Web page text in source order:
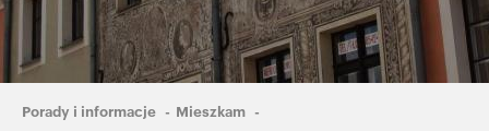
Ścieżka
Porady i informacje
Mieszkam